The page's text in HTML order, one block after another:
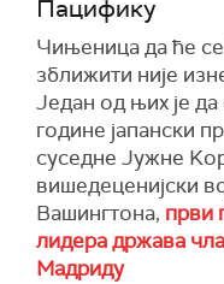
Пацифику
Чињеница да ће
зближити није
Један од њих је да
године јапански
суседне Јужне
вишедеценијски
Вашингтона, први
лидера држава
Мадриду